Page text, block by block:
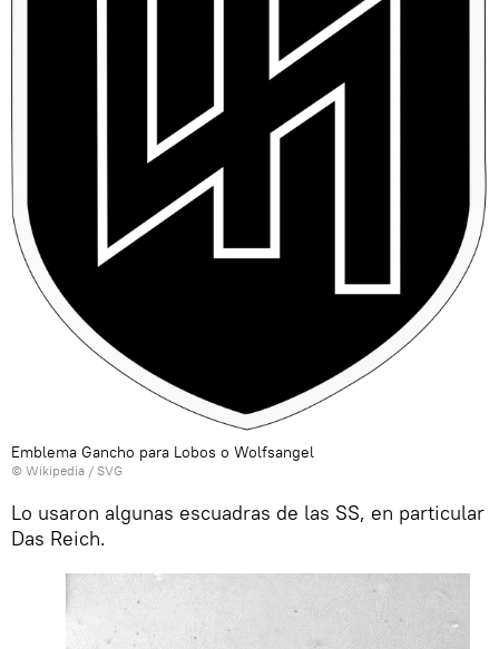
Emblema Gancho para Lobos o Wolfsangel
© Wikipedia / SVG
Lo usaron algunas escuadras de las SS, en particular
Das Reich.